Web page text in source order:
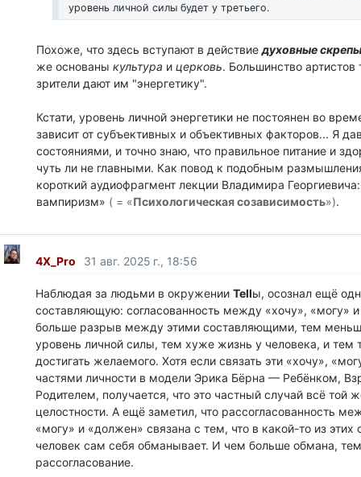
уровень личной силы будет у третьего.
Похоже, что здесь вступают в действиедуховные
же основаны культура и церковь. Большинство артистов
зрители дают им "энергетику".
Кстати, уровень личной энергетики не постоянен во
зависит от субъективных и объективных факторов... Я
состояниями, и точно знаю, что правильное питание и
чуть ли не главными. Как повод к подобным
короткий аудиофрагмент лекции Владимира
вампиризм» ( = «Психологическая созависимость»).
4X_Pro 31 авг. 2025 г., 18:56
Наблюдая за людьми в окружении Tellы, осознал ещё
составляющую: согласованность между «хочу», «могу»
больше разрыв между этими составляющими, тем
уровень личной силы, тем хуже жизнь у человека, и тем
достигать желаемого. Хотя если связать эти «хочу»,
частями личности в модели Эрика Бёрна — Ребёнком,
Родителем, получается, что это частный случай всё той
целостности. А ещё заметил, что рассогласованность
«могу» и «должен» связана с тем, что в какой-то из
человек сам себя обманывает. И чем больше обмана,
рассогласование.